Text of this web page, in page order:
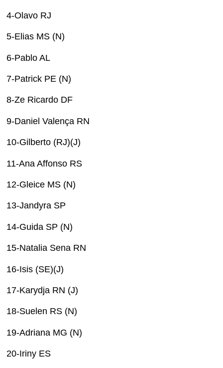
4-Olavo RJ
5-Elias MS (N)
6-Pablo AL
7-Patrick PE (N)
8-Ze Ricardo DF
9-Daniel Valença RN
10-Gilberto (RJ)(J)
11-Ana Affonso RS
12-Gleice MS (N)
13-Jandyra SP
14-Guida SP (N)
15-Natalia Sena RN
16-Isis (SE)(J)
17-Karydja RN (J)
18-Suelen RS (N)
19-Adriana MG (N)
20-Iriny ES